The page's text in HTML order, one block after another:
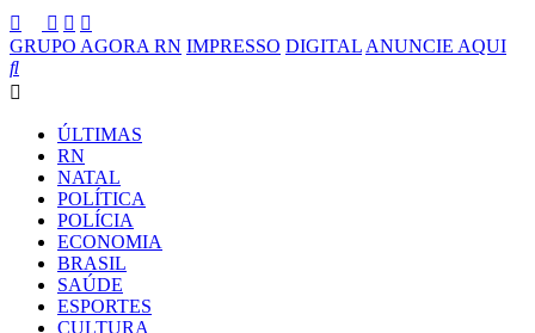
GRUPO AGORA RN IMPRESSO DIGITAL ANUNCIE AQUI
ÚLTIMAS
RN
NATAL
POLÍTICA
POLÍCIA
ECONOMIA
BRASIL
SAÚDE
ESPORTES
CULTURA